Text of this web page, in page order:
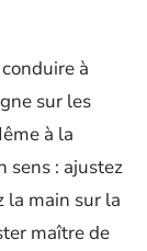
à
sur les
à la
sens : ajustez
la main sur la
maître de